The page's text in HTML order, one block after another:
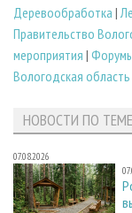
Деревообработка |
Правительство
мероприятия |
Вологодская область
НОВОСТИ ПО ТЕМЕ
07.08.2026